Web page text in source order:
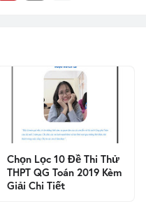
Chọn Lọc 10 Đề Thi Thử
THPT QG Toán 2019 Kèm
Giải Chi Tiết